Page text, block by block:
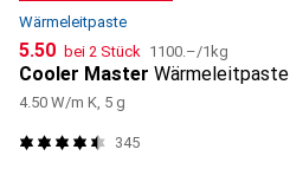
Wärmeleitpaste
CHF
5.50 bei 2 Stück CHF
1100.–/1kg
Cooler Master Wärmeleitpaste
4.50 W/m K, 5 g
345